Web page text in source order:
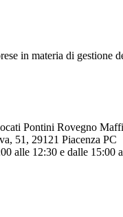
in materia di gestione
Pontini Rovegno
51, 29121 Piacenza PC
alle 12:30 e dalle 15:00